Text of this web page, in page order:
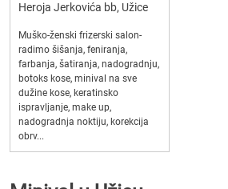
Heroja Jerkovića bb, Užice
Muško-ženski frizerski salon-
radimo šišanja, feniranja,
farbanja, šatiranja, nadogradnju,
botoks kose, minival na sve
dužine kose, keratinsko
ispravljanje, make up,
nadogradnja noktiju, korekcija
obrv...